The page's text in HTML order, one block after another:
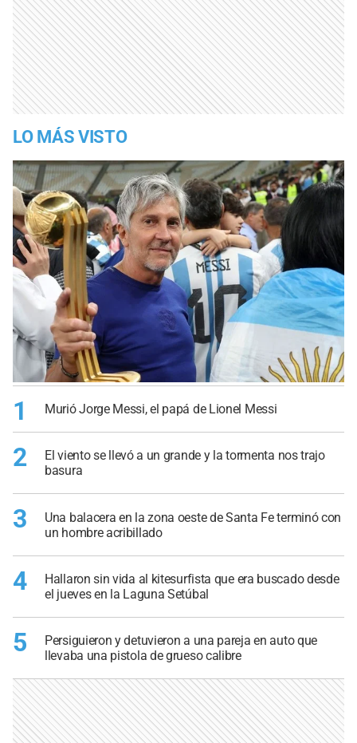
LO MÁS VISTO
1 Murió Jorge Messi, el papá de Lionel Messi
2
El viento se llevó a un grande y la tormenta nos trajo
basura
3
Una balacera en la zona oeste de Santa Fe terminó con
un hombre acribillado
4
Hallaron sin vida al kitesurfista que era buscado desde
el jueves en la Laguna Setúbal
5
Persiguieron y detuvieron a una pareja en auto que
llevaba una pistola de grueso calibre